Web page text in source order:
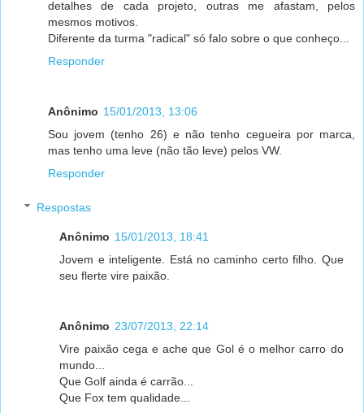
detalhes de cada projeto, outras me afastam, pelos
mesmos motivos.
Diferente da turma "radical" só falo sobre o que conheço...
Responder
Anônimo 15/01/2013, 13:06
Sou jovem (tenho 26) e não tenho cegueira por marca,
mas tenho uma leve (não tão leve) pelos VW.
Responder
Respostas
Anônimo 15/01/2013, 18:41
Jovem e inteligente. Está no caminho certo filho. Que
seu flerte vire paixão.
Anônimo 23/07/2013, 22:14
Vire paixão cega e ache que Gol é o melhor carro do
mundo...
Que Golf ainda é carrão...
Que Fox tem qualidade...